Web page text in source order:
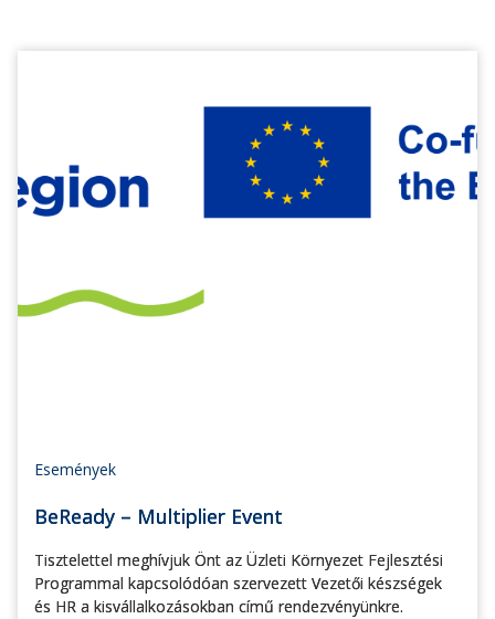
Események
BeReady – Multiplier Event
Tisztelettel meghívjuk Önt az Üzleti Környezet Fejlesztési
Programmal kapcsolódóan szervezett Vezetői készségek
és HR a kisvállalkozásokban című rendezvényünkre.